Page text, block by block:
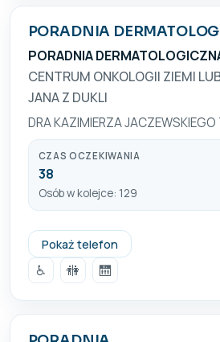
PORADNIA
PORADNIA
CENTRUM ONKOLOGII ZIEMI
JANA Z DUKLI
DRA KAZIMIERZA JACZEWSKIEGO
CZAS OCZEKIWANIA
38
Osób w kolejce: 129
Pokaż telefon
81 454 1000
♿
🚻 🛗